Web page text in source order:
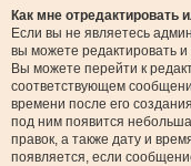
Как мне отредактировать
Если вы не являетесь
вы можете редактировать
Вы можете перейти к
соответствующем
времени после его
под ним появится
правок, а также дату и
появляется, если